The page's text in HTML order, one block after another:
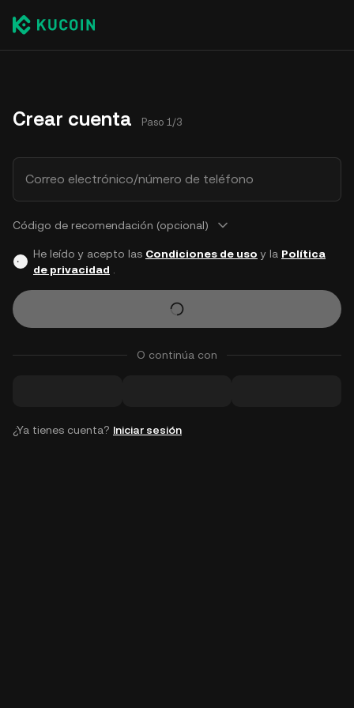
Crear cuenta Paso 1/3
Correo electrónico/número de teléfono
Código de recomendación (opcional)
He leído y acepto las Condiciones de uso y la Política
de privacidad
O continúa con
¿Ya tienes cuenta? Iniciar sesión